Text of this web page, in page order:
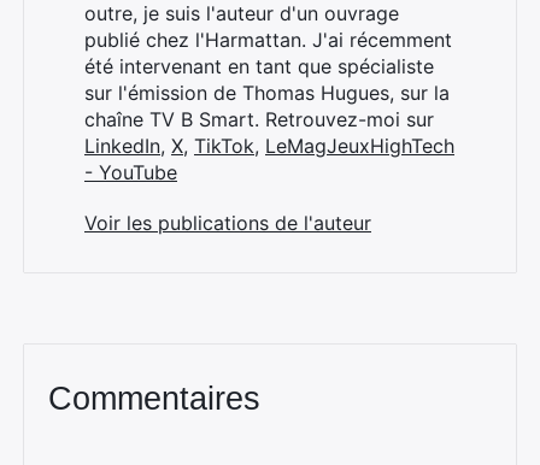
outre, je suis l'auteur d'un ouvrage
publié chez l'Harmattan. J'ai récemment
été intervenant en tant que spécialiste
sur l'émission de Thomas Hugues, sur la
chaîne TV B Smart. Retrouvez-moi sur
LinkedIn, X, TikTok, LeMagJeuxHighTech
- YouTube
Voir les publications de l'auteur
Commentaires